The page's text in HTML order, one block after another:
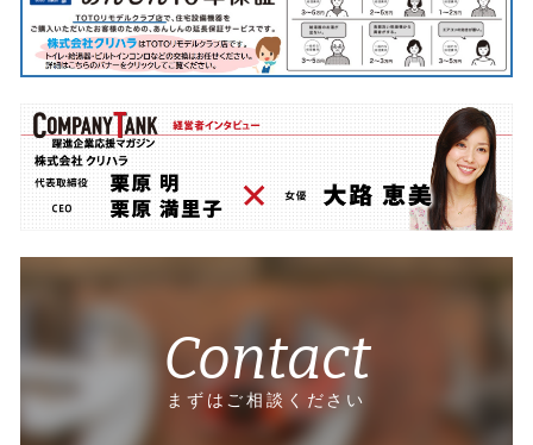
Contact
まずはご相談ください